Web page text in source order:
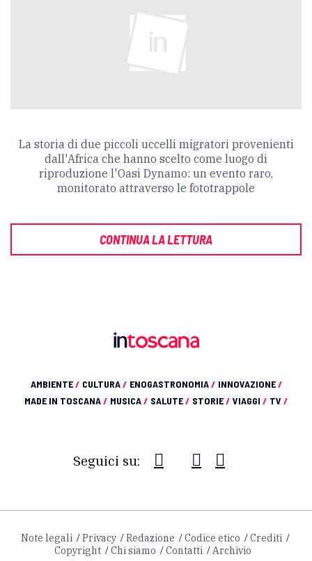
La storia di due piccoli uccelli migratori provenienti
dall'Africa che hanno scelto come luogo di
riproduzione l'Oasi Dynamo: un evento raro,
monitorato attraverso le fototrappole
CONTINUA LA LETTURA
AMBIENTE/ CULTURA/ ENOGASTRONOMIA/ INNOVAZIONE/
MADE IN TOSCANA/ MUSICA/ SALUTE/ STORIE/ VIAGGI / TV /
Seguici su:
Note legali Privacy Redazione Codice etico
Crediti
Copyright
Chi siamo Contatti Archivio